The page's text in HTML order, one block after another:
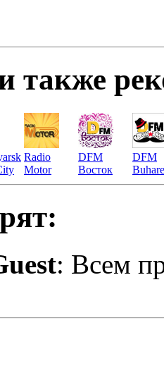
также
Radio
Motor
DFM
Восток
DFM
: Всем